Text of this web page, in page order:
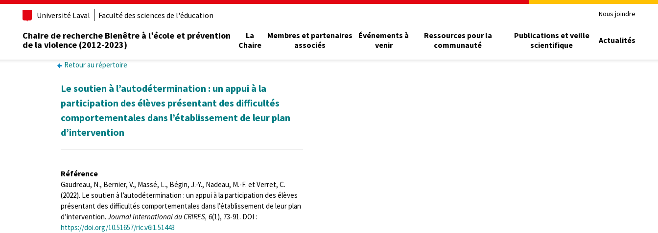
Université Laval Faculté des sciences de l'éducation Nous joindre
Chaire de recherche Bienêtre à l’école et prévention
de la violence (2012-2023)
La
Chaire
Membres et partenaires
associés
Événements à
venir
Ressources pour la
communauté
Publications et veille
scientifique
Actualités
Retour au répertoire
Le soutien à l’autodétermination : un appui à la
participation des élèves présentant des difficultés
comportementales dans l’établissement de leur plan
d’intervention
Référence
Gaudreau, N., Bernier, V., Massé, L., Bégin, J.-Y., Nadeau, M.-F. et Verret, C.
(2022). Le soutien à l’autodétermination : un appui à la participation des élèves
présentant des difficultés comportementales dans l’établissement de leur plan
d’intervention. Journal International du CRIRES, 6(1), 73-91. DOI :
https://doi.org/10.51657/ric.v6i1.51443